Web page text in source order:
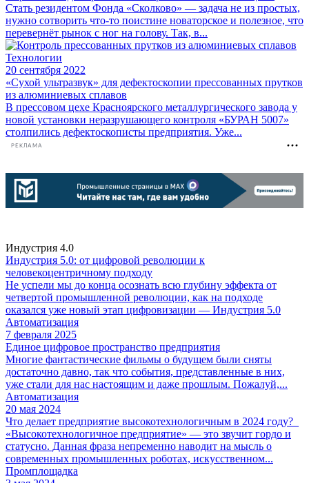
Стать резидентом Фонда «Сколково» — задача не из простых,
нужно сотворить что-то поистине новаторское и полезное, что
перевернёт рынок с ног на голову. Так, в...
Технологии
20 сентября 2022
«Сухой ультразвук» для дефектоскопии прессованных прутков
из алюминиевых сплавов
В прессовом цехе Красноярского металлургического завода у
новой установки неразрушающего контроля «БУРАН 5007»
столпились дефектоскописты предприятия. Уже...
РЕКЛАМА
Индустрия 4.0
Индустрия 5.0: от цифровой революции к
человекоцентричному подходу
Не успели мы до конца осознать всю глубину эффекта от
четвертой промышленной революции, как на подходе
оказался уже новый этап цифровизации — Индустрия 5.0
Автоматизация
7 февраля 2025
Единое цифровое пространство предприятия
Многие фантастические фильмы о будущем были сняты
достаточно давно, так что события, представленные в них,
уже стали для нас настоящим и даже прошлым. Пожалуй,...
Автоматизация
20 мая 2024
Что делает предприятие высокотехнологичным в 2024 году?
«Высокотехнологичное предприятие» — это звучит гордо и
статусно. Данная фраза непременно наводит на мысль о
современных промышленных роботах, искусственном...
Промплощадка